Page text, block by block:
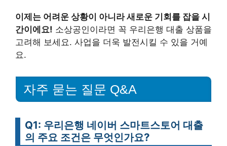
이제는 어려운 상황이 아니라 새로운 기회를 잡을 시
간이에요! 소상공인이라면 꼭 우리은행 대출 상품을
고려해 보세요. 사업을 더욱 발전시킬 수 있을 거예
요.
자주 묻는 질문 Q&A
Q1: 우리은행 네이버 스마트스토어 대출
의 주요 조건은 무엇인가요?